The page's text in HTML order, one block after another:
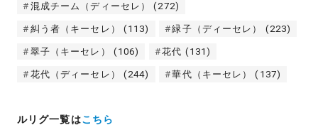
混成チーム（ディーセレ） (272)
糾う者（キーセレ） (113) 緑子（ディーセレ） (223)
翠子（キーセレ） (106) 花代 (131)
花代（ディーセレ） (244) 華代（キーセレ） (137)
ルリグ一覧はこちら